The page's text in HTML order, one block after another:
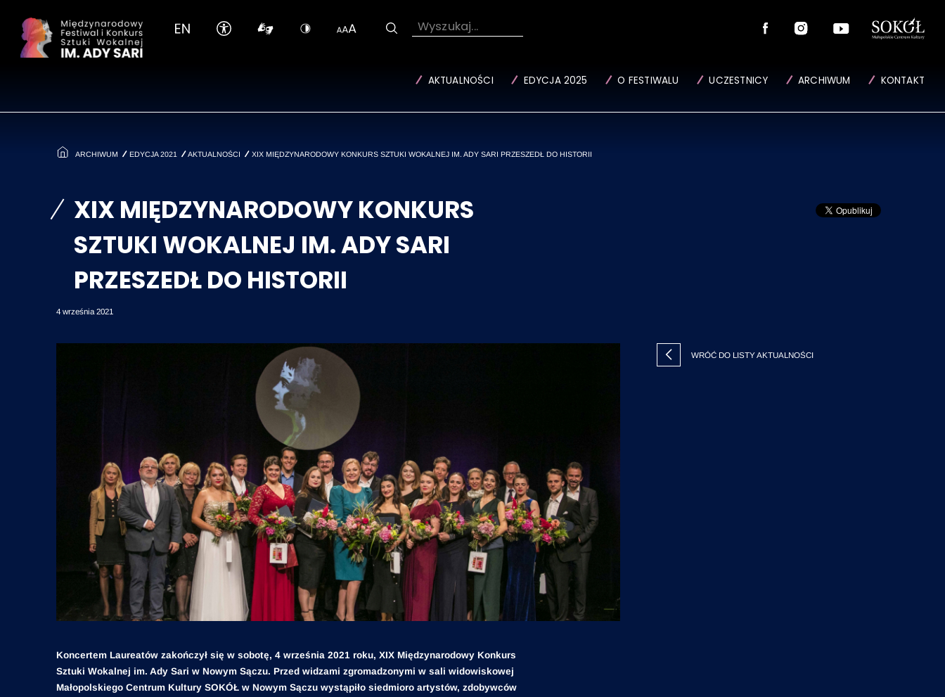
Wyszukaj...
AKTUALNOŚCI EDYCJA 2025 O FESTIWALU UCZESTNICY ARCHIWUM KONTAKT
ARCHIWUM EDYCJA 2021 AKTUALNOŚCI XIX MIĘDZYNARODOWY KONKURS SZTUKI WOKALNEJ IM. ADY SARI PRZESZEDŁ DO HISTORII
XIX MIĘDZYNARODOWY KONKURS
SZTUKI WOKALNEJ IM. ADY SARI
PRZESZEDŁ DO HISTORII
4 września 2021
Koncertem Laureatów zakończył się w sobotę, 4 września 2021 roku, XIX Międzynarodowy Konkurs
Sztuki Wokalnej im. Ady Sari w Nowym Sączu. Przed widzami zgromadzonymi w sali widowiskowej
Małopolskiego Centrum Kultury SOKÓŁ w Nowym Sączu wystąpiło siedmioro artystów, zdobywców
WRÓĆ DO LISTY AKTUALNOŚCI